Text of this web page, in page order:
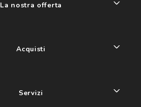
La nostra offerta
Acquisti
Servizi